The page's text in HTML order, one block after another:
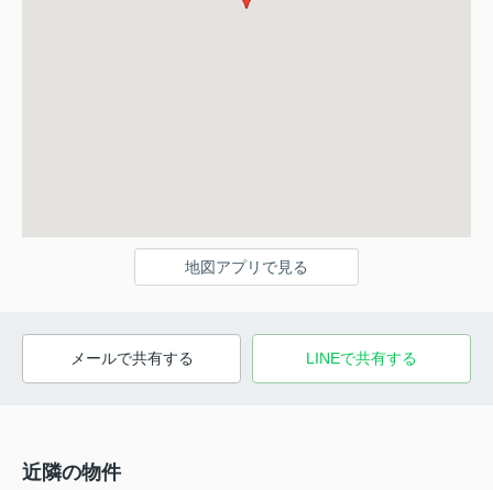
地図アプリで見る
メールで共有する LINEで共有する
近隣の物件